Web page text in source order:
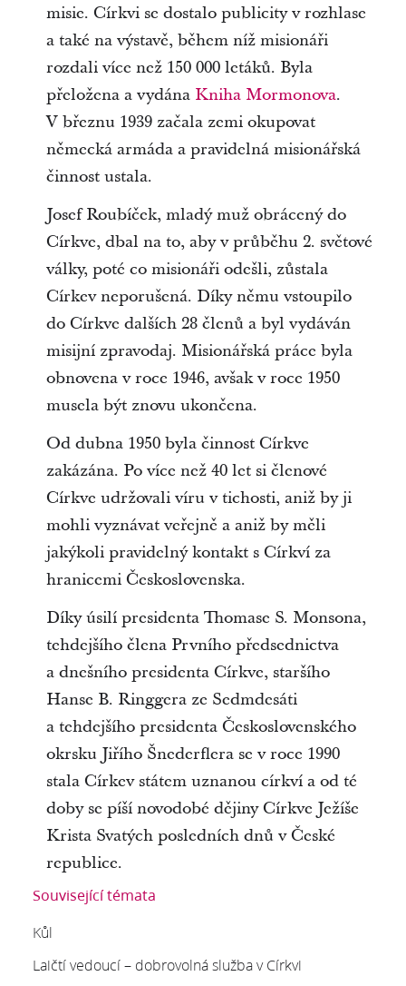
misie. Církvi se dostalo publicity v rozhlase
a také na výstavě, během níž misionáři
rozdali více než 150 000 letáků. Byla
přeložena a vydána Kniha Mormonova.
V březnu 1939 začala zemi okupovat
německá armáda a pravidelná misionářská
činnost ustala.
Josef Roubíček, mladý muž obrácený do
Církve, dbal na to, aby v průběhu 2. světové
války, poté co misionáři odešli, zůstala
Církev neporušená. Díky němu vstoupilo
do Církve dalších 28 členů a byl vydáván
misijní zpravodaj. Misionářská práce byla
obnovena v roce 1946, avšak v roce 1950
musela být znovu ukončena.
Od dubna 1950 byla činnost Církve
zakázána. Po více než 40 let si členové
Církve udržovali víru v tichosti, aniž by ji
mohli vyznávat veřejně a aniž by měli
jakýkoli pravidelný kontakt s Církví za
hranicemi Československa.
Díky úsilí presidenta Thomase S. Monsona,
tehdejšího člena Prvního předsednictva
a dnešního presidenta Církve, staršího
Hanse B. Ringgera ze Sedmdesáti
a tehdejšího presidenta Československého
okrsku Jiřího Šnederflera se v roce 1990
stala Církev státem uznanou církví a od té
doby se píší novodobé dějiny Církve Ježíše
Krista Svatých posledních dnů v České
republice.
Související témata
Kůl
Laičtí vedoucí – dobrovolná služba v Církvi